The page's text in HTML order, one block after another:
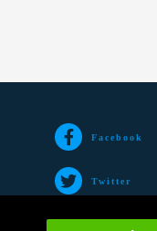
Facebook
Twitter